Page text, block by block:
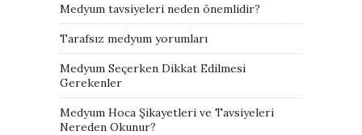
Medyum tavsiyeleri neden önemlidir?
Tarafsız medyum yorumları
Medyum Seçerken Dikkat Edilmesi
Gerekenler
Medyum Hoca Şikayetleri ve Tavsiyeleri
Nereden Okunur?